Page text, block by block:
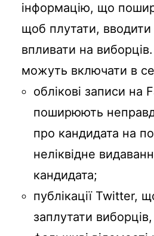
інформацію, що
щоб плутати,
впливати на
можуть включати в
облікові записи на
поширюють
про кандидата на
неліквідне
кандидата;
публікації Twitter,
заплутати